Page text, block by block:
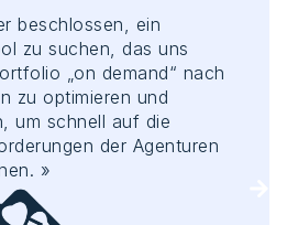
beschlossen, ein
zu suchen, das uns
„on demand“ nach
zu optimieren und
, um schnell auf die
der Agenturen
. »